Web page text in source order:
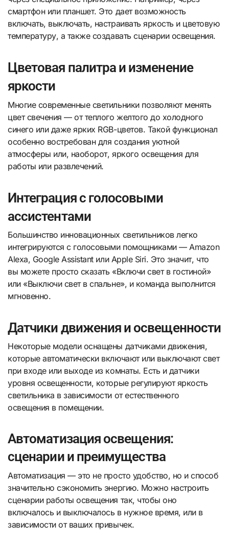
смартфон или планшет. Это дает возможность
включать, выключать, настраивать яркость и цветовую
температуру, а также создавать сценарии освещения.
Цветовая палитра и изменение
яркости
Многие современные светильники позволяют менять
цвет свечения — от теплого желтого до холодного
синего или даже ярких RGB-цветов. Такой функционал
особенно востребован для создания уютной
атмосферы или, наоборот, яркого освещения для
работы или развлечений.
Интеграция с голосовыми
ассистентами
Большинство инновационных светильников легко
интегрируются с голосовыми помощниками — Amazon
Alexa, Google Assistant или Apple Siri. Это значит, что
вы можете просто сказать «Включи свет в гостиной»
или «Выключи свет в спальне», и команда выполнится
мгновенно.
Датчики движения и освещенности
Некоторые модели оснащены датчиками движения,
которые автоматически включают или выключают свет
при входе или выходе из комнаты. Есть и датчики
уровня освещенности, которые регулируют яркость
светильника в зависимости от естественного
освещения в помещении.
Автоматизация освещения:
сценарии и преимущества
Автоматизация — это не просто удобство, но и способ
значительно сэкономить энергию. Можно настроить
сценарии работы освещения так, чтобы оно
включалось и выключалось в нужное время, или в
зависимости от ваших привычек.